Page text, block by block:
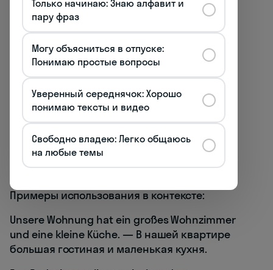
hell — светлый
dunkel — тёмный
geräumig — просторный
eng — тесный
gemütlich — уютный
renoviert — отремонтированный
möbliert — меблированный
Примеры использования в контексте:
Unsere Wohnung hat ein großes Wohnzimmer
und eine kleine Küche. — В нашей квартире
большая гостиная и маленькая кухня.
Только начинаю: Знаю алфавит и
пару фраз
Могу объясниться в отпуске:
Понимаю простые вопросы
Уверенный середнячок: Хорошо
понимаю тексты и видео
Свободно владею: Легко общаюсь
на любые темы